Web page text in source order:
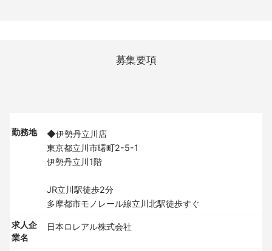
募集要項
勤務地
◆伊勢丹立川店
東京都立川市曙町2-5-1
伊勢丹立川1階
JR立川駅徒歩2分
多摩都市モノレール線立川北駅徒歩すぐ
求人企
業名
日本ロレアル株式会社